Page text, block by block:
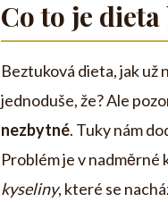
Co to je
Beztuková dieta, jak už
jednoduše, že? Ale
nezbytné. Tuky nám
Problém je v nadměrné
kyseliny, které se